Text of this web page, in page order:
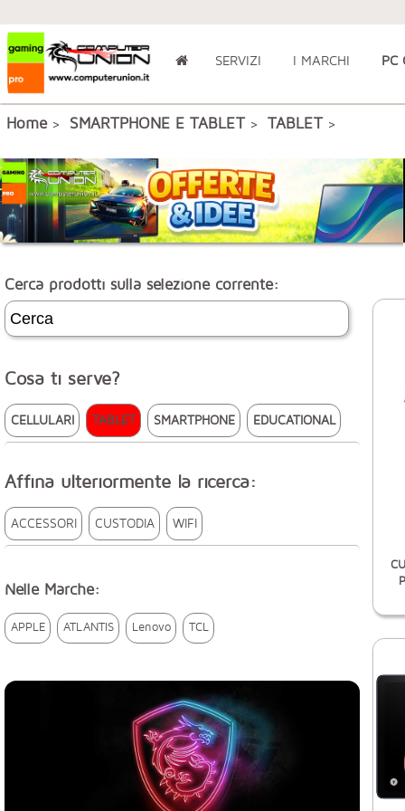
SERVIZI I MARCHI PC
Home> SMARTPHONE E TABLET > TABLET >
Cerca prodotti sulla selezione corrente:
Cosa ti serve?
CELLULARI TABLET SMARTPHONE EDUCATIONAL
Affina ulteriormente la ricerca:
ACCESSORI CUSTODIA WIFI
Nelle Marche:
APPLE ATLANTIS Lenovo TCL